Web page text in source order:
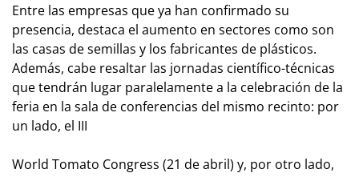
Entre las empresas que ya han confirmado su
presencia, destaca el aumento en sectores como son
las casas de semillas y los fabricantes de plásticos.
Además, cabe resaltar las jornadas científico-técnicas
que tendrán lugar paralelamente a la celebración de la
feria en la sala de conferencias del mismo recinto: por
un lado, el III
World Tomato Congress (21 de abril) y, por otro lado,